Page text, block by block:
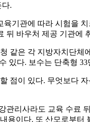
다.
육기관에 따라 시험을
뒤 바우처 제공 기관에
같은 각 지방자치단체
있다. 보수는 단축형
점이 있다. 무엇보다
관리사라도 교육 수료
용이다. 또 산모로부터